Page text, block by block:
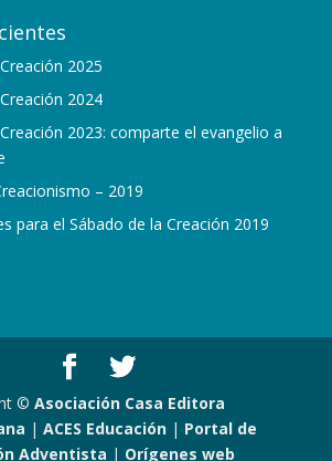
2025
2024
2023: comparte el evangelio a
– 2019
para el Sábado de la Creación 2019
©Asociación Casa Editora
|ACES Educación | Portal de
Adventista | Orígenes web